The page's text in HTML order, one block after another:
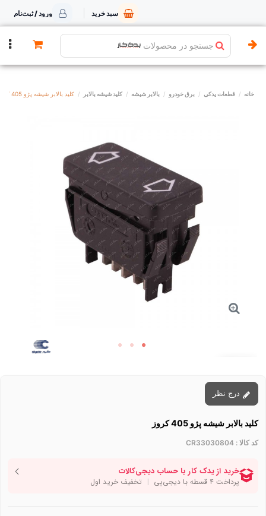
سبد خرید ورود / ثبت‌نام
جستجو در محصولات
خانه قطعات یدکی برق خودرو بالابر شیشه کلید شیشه بالابر کلید بالابر شیشه پژو 405 کروز
کلید بالابر شیشه پژو 405 کروز
کد کالا : CR33030804